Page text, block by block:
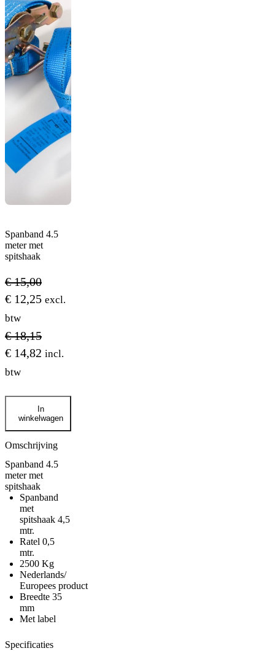
Spanband 4.5
meter met
spitshaak
€15,00
€ 12,25 excl.
btw
€18,15
€ 14,82 incl.
btw
Spanband
meter
met
spitshaak
In
winkelwagen
Omschrijving
Spanband 4.5
meter met
spitshaak
Spanband
met
spitshaak 4,5
mtr.
Ratel 0,5
mtr.
2500 Kg
Nederlands/
Europees product
Breedte 35
mm
Met label
Specificaties